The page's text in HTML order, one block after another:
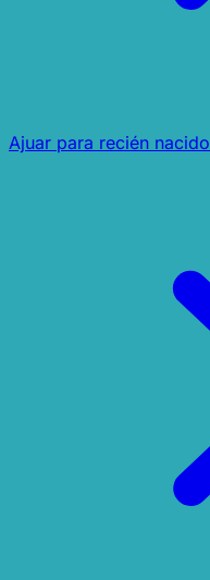
Ajuar para recién nacido